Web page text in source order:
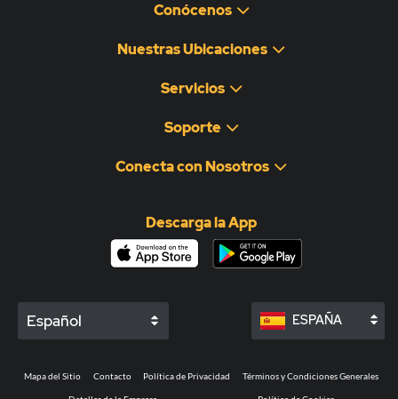
Conócenos
Nuestras Ubicaciones
Servicios
Soporte
Conecta con Nosotros
Descarga la App
Español ESPAÑA
Mapa del Sitio Contacto Política de Privacidad Términos y Condiciones Generales